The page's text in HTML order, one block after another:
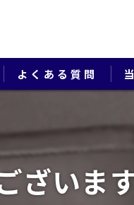
よくある質問
ざいま